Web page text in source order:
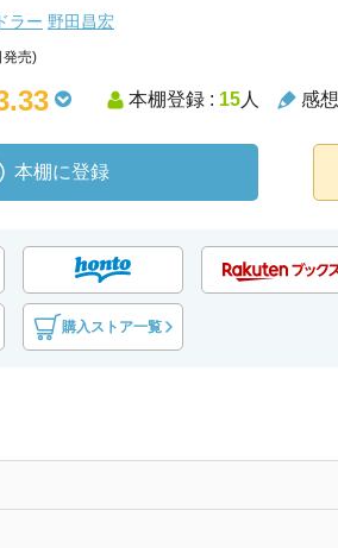
ラー 野田昌宏
売)
本棚登録 : 15人 感
本棚に登録
購入ストア一覧